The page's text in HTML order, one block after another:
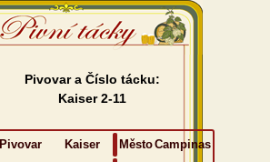
Pivovar a Číslo tácku:
Kaiser 2-11
Pivovar Kaiser MěstoCampinas